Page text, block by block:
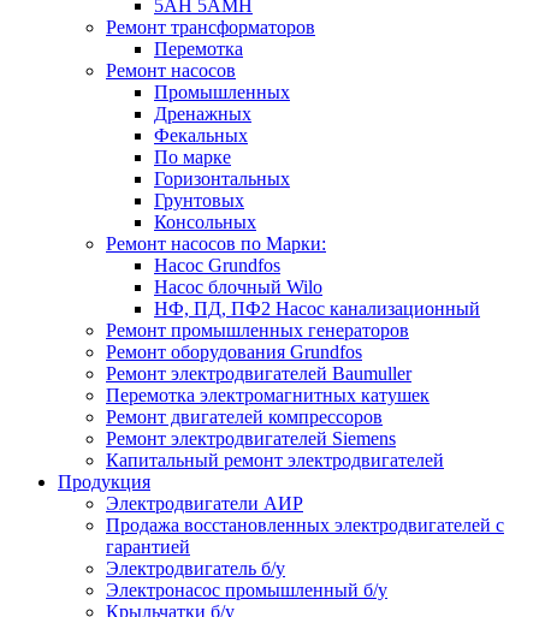
5АН 5АМН
Ремонт трансформаторов
Перемотка
Ремонт насосов
Промышленных
Дренажных
Фекальных
По марке
Горизонтальных
Грунтовых
Консольных
Ремонт насосов по Марки:
Насос Grundfos
Насос блочный Wilo
НФ, ПД, ПФ2 Насос канализационный
Ремонт промышленных генераторов
Ремонт оборудования Grundfos
Ремонт электродвигателей Baumuller
Перемотка электромагнитных катушек
Ремонт двигателей компрессоров
Ремонт электродвигателей Siemens
Капитальный ремонт электродвигателей
Продукция
Электродвигатели АИР
Продажа восстановленных электродвигателей с
гарантией
Электродвигатель б/у
Электронасос промышленный б/у
Крыльчатки б/у